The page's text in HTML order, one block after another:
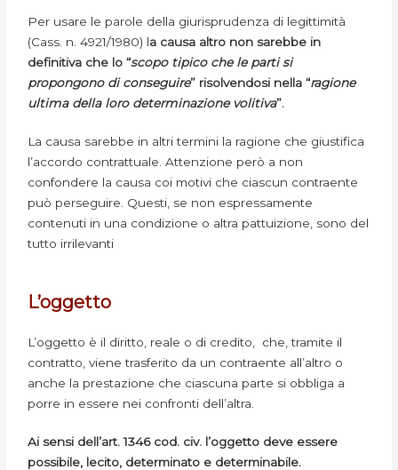
Per usare le parole della giurisprudenza di legittimità
(Cass. n. 4921/1980) la causa altro non sarebbe in
definitiva che lo “scopo tipico che le parti si
propongono di conseguire” risolvendosi nella “ragione
ultima della loro determinazione volitiva”.
La causa sarebbe in altri termini la ragione che giustifica
l’accordo contrattuale. Attenzione però a non
confondere la causa coi motivi che ciascun contraente
può perseguire. Questi, se non espressamente
contenuti in una condizione o altra pattuizione, sono del
tutto irrilevanti
L’oggetto
L’oggetto è il diritto, reale o di credito, che, tramite il
contratto, viene trasferito da un contraente all’altro o
anche la prestazione che ciascuna parte si obbliga a
porre in essere nei confronti dell’altra.
Ai sensi dell’art. 1346 cod. civ. l’oggetto deve essere
possibile, lecito, determinato e determinabile.